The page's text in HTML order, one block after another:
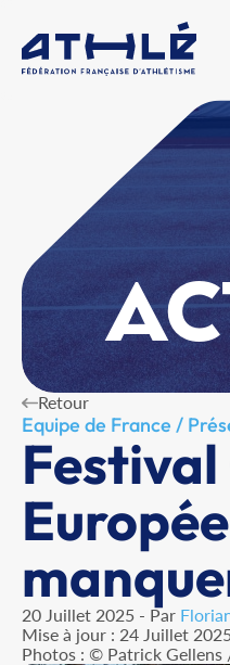
Retour
Equipe de France /
Festival
20 Juillet 2025 - Par
Mise à jour : 24 Juillet
Photos : © Patrick Gellens